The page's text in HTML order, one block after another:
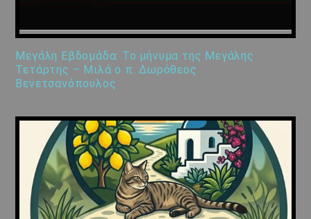
Μεγάλη Εβδομάδα: Το μήνυμα της Μεγάλης
Τετάρτης – Μιλά ο π. Δωρόθεος
Βενετσανόπουλος